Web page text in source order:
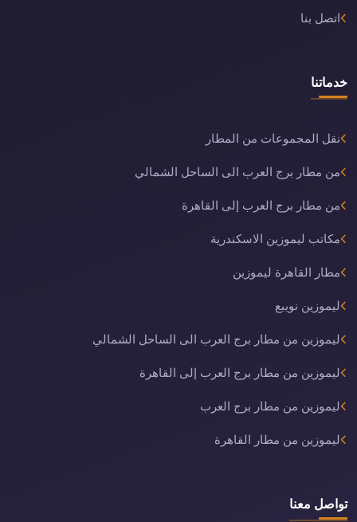
اتصل بنا
خدماتنا
نقل المجموعات من المطار
من مطار برج العرب الى الساحل الشمالي
من مطار برج العرب إلى القاهرة
مكاتب ليموزين الاسكندرية
مطار القاهرة ليموزين
ليموزين نويبع
ليموزين من مطار برج العرب الى الساحل الشمالي
ليموزين من مطار برج العرب إلى القاهرة
ليموزين من مطار برج العرب
ليموزين من مطار القاهرة
تواصل معنا